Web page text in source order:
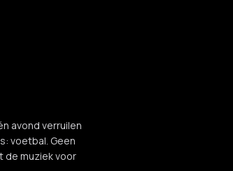
avond verruilen
voetbal. Geen
de muziek voor